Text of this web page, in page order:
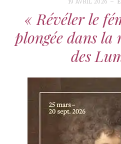
19 AVRIL 2026
« Révéler le
plongée dans la
des